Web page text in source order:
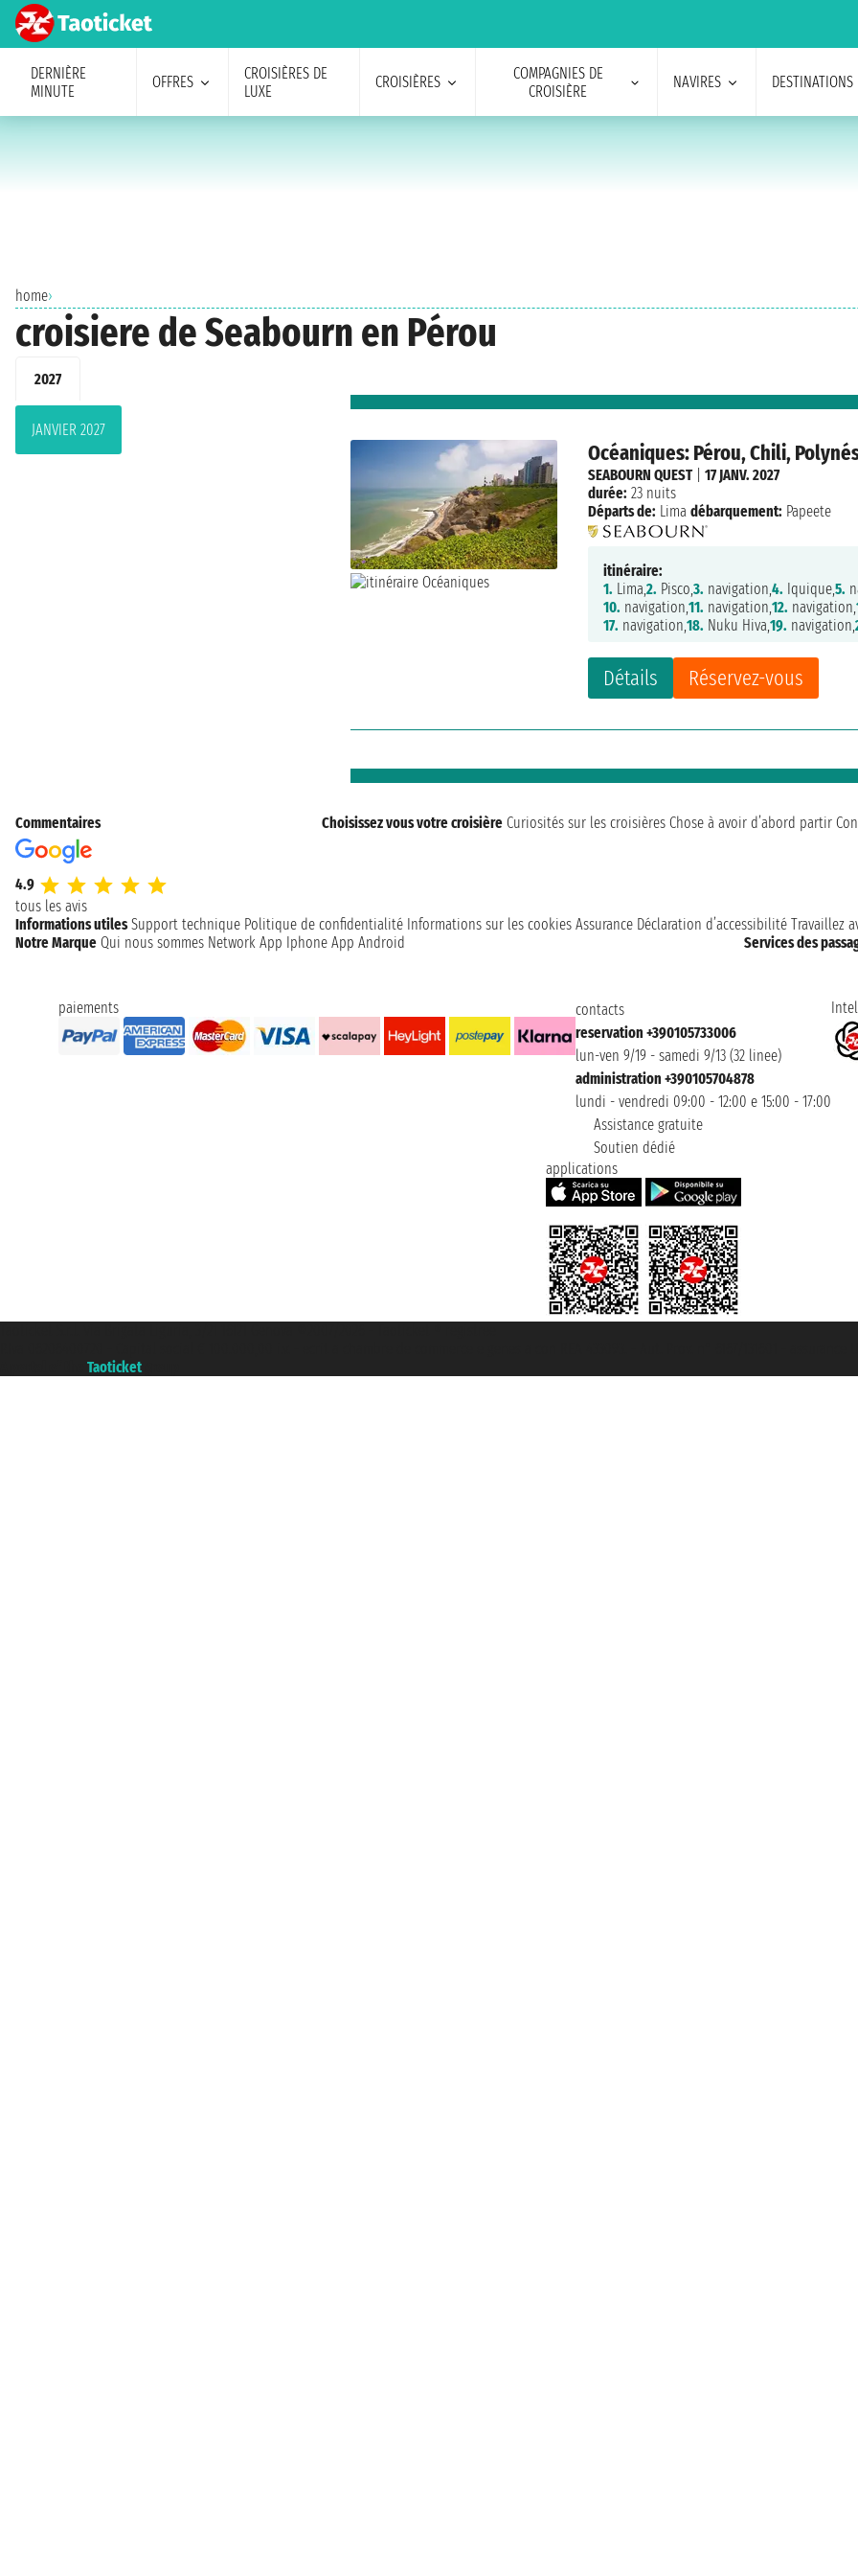
DERNIÈRE
MINUTE
OFFRES
CROISIÈRES DE
LUXE
CROISIÈRES
COMPAGNIES DE
CROISIÈRE
NAVIRES DESTINATIONS
home›
croisiere de Seabourn en Pérou
2027
JANVIER 2027
Océaniques: Pérou, Chili,
Détails Réservez-vous
SEABOURN QUEST|17 JANV. 2027
durée: 23 nuits
Départs de: Lima débarquement: Papeete
itinéraire:
1. Lima,2. Pisco,3. navigation,4. Iquique,5.
10. navigation,11. navigation,12. navigation,
17. navigation,18. Nuku Hiva,19. navigation,
Commentaires
4.9
tous les avis
Choisissez vous votre croisière Curiosités sur les croisières Chose à avoir d’abord partir
Informations utiles Support technique Politique de confidentialité Informations sur les cookies Assurance Déclaration d’accessibilité Travaillez
Notre Marque Qui nous sommes Network App Iphone App Android Services des
paiements
contacts
reservation +390105733006
lun-ven 9/19 - samedi 9/13 (32 linee)
administration +390105704878
lundi - vendredi 09:00 - 12:00 e 15:00 - 17:00
Assistance gratuite
Soutien dédié
applications
Taoticket